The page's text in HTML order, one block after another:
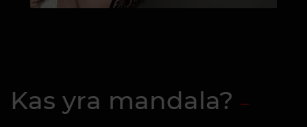
Kas yra mandala?